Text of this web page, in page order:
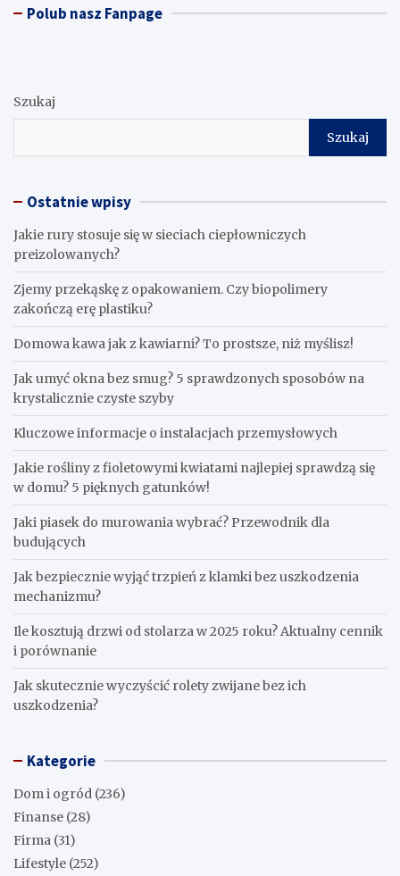
Polub nasz Fanpage
Szukaj
Szukaj
Ostatnie wpisy
Jakie rury stosuje się w sieciach ciepłowniczych
preizolowanych?
Zjemy przekąskę z opakowaniem. Czy biopolimery
zakończą erę plastiku?
​Domowa kawa jak z kawiarni? To prostsze, niż myślisz!
Jak umyć okna bez smug? 5 sprawdzonych sposobów na
krystalicznie czyste szyby
Kluczowe informacje o instalacjach przemysłowych
Jakie rośliny z fioletowymi kwiatami najlepiej sprawdzą się
w domu? 5 pięknych gatunków!
Jaki piasek do murowania wybrać? Przewodnik dla
budujących
Jak bezpiecznie wyjąć trzpień z klamki bez uszkodzenia
mechanizmu?
Ile kosztują drzwi od stolarza w 2025 roku? Aktualny cennik
i porównanie
Jak skutecznie wyczyścić rolety zwijane bez ich
uszkodzenia?
Kategorie
Dom i ogród (236)
Finanse (28)
Firma (31)
Lifestyle (252)